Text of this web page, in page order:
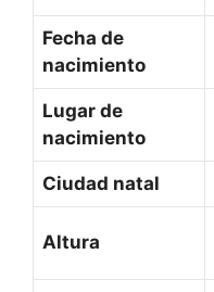
Fecha de
nacimiento
Lugar de
nacimiento
Ciudad natal
Altura